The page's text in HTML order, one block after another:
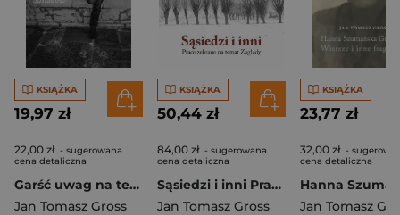
KSIĄŻKA
19,97 zł
22,00 zł - sugerowana
cena detaliczna
Garść uwag na temat "Sąsiadów"
Jan Tomasz Gross
KSIĄŻKA
50,44 zł
84,00 zł - sugerowana
cena detaliczna
Sąsiedzi i inni Prace zebrane na temat Zagłady
Jan Tomasz Gross
KSIĄŻKA
23,77 zł
32,00 zł -
cena detaliczna
Jan Tomasz